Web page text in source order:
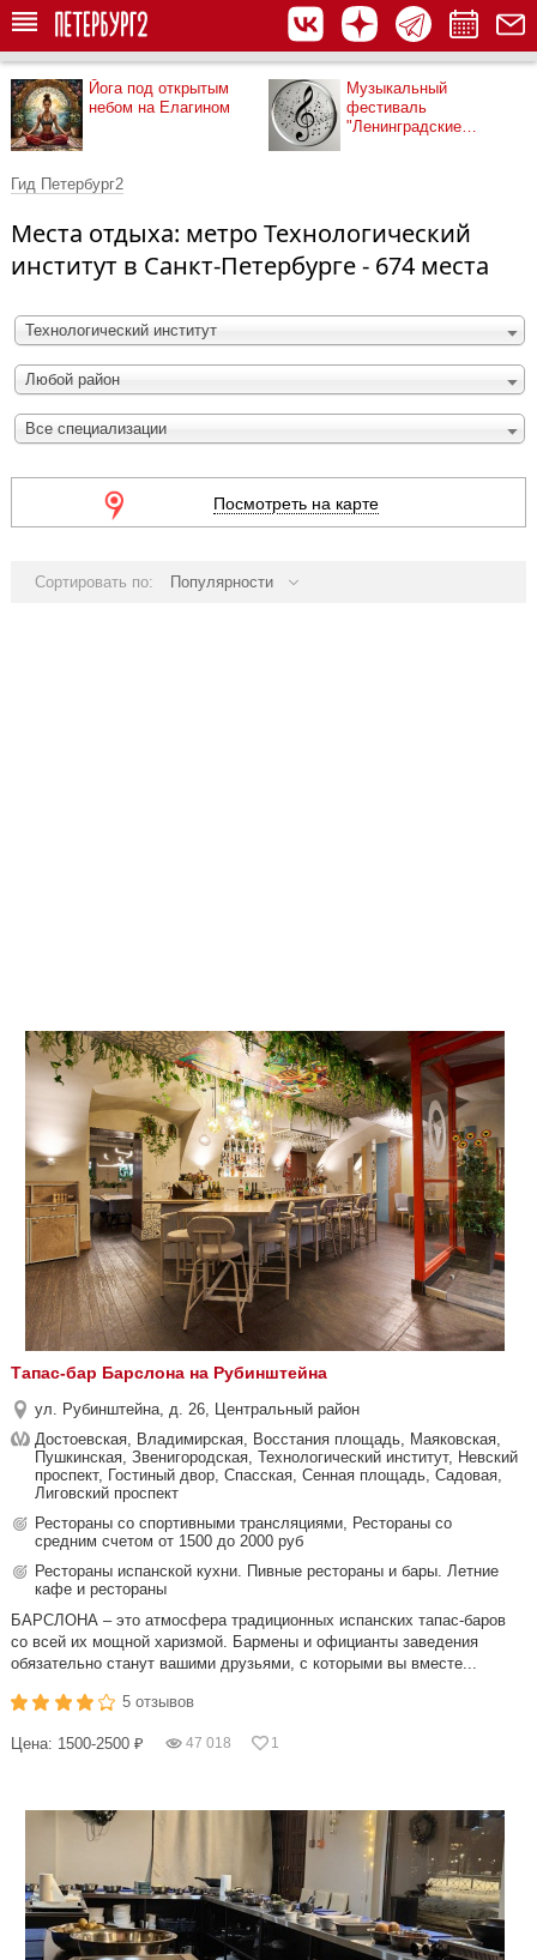
Йога под открытым
небом на Елагином
Музыкальный
фестиваль
"Ленинградские
Гид Петербург2
Места отдыха: метро Технологический
институт в Санкт-Петербурге - 674 места
Технологический институт
Любой район
Все специализации
Посмотреть на карте
Сортировать по: Популярности
Тапас-бар Барслона на Рубинштейна
ул. Рубинштейна, д. 26, Центральный район
Достоевская, Владимирская, Восстания площадь, Маяковская,
Пушкинская, Звенигородская, Технологический институт, Невский
проспект, Гостиный двор, Спасская, Сенная площадь, Садовая,
Лиговский проспект
Рестораны со спортивными трансляциями, Рестораны со
средним счетом от 1500 до 2000 руб
Рестораны испанской кухни. Пивные рестораны и бары. Летние
кафе и рестораны
БАРСЛОНА – это атмосфера традиционных испанских тапас-баров
со всей их мощной харизмой. Бармены и официанты заведения
обязательно станут вашими друзьями, с которыми вы вместе...
5 отзывов
Цена: 1500-2500 ₽ 47 018 1